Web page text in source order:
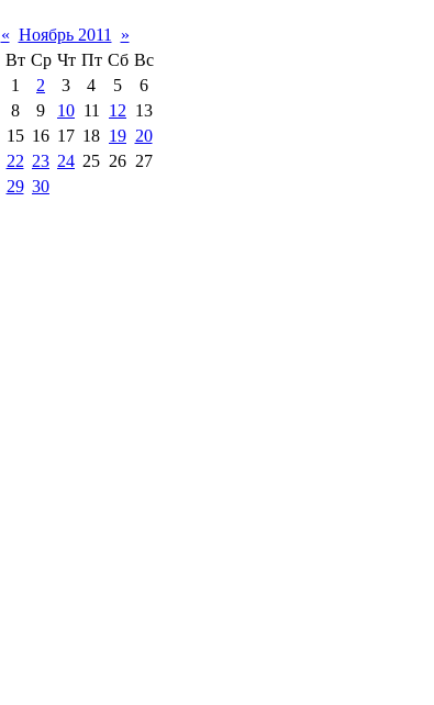
« Ноябрь 2011
»
Вт Ср Чт Пт Сб Вс
1
2 3 4 5
6
8 9 10 11 12 13
15 16 17 18 19 20
22 23 24 25 26 27
29 30